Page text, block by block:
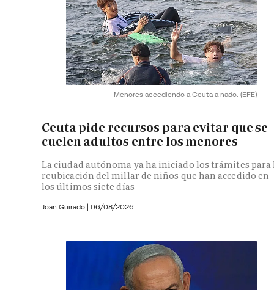
Menores accediendo a Ceuta a nado. (EFE)
Ceuta pide recursos para evitar que se
cuelen adultos entre los menores
La ciudad autónoma ya ha iniciado los trámites para
reubicación del millar de niños que han accedido en
los últimos siete días
Joan Guirado | 06/08/2026